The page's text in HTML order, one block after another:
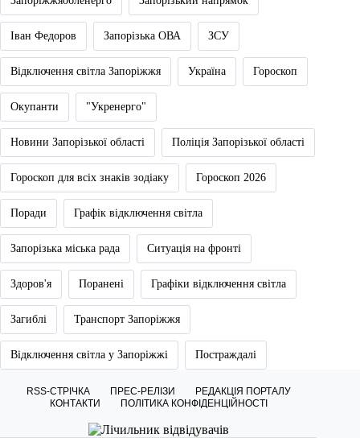
Іван Федоров Запорізька ОВА ЗСУ
Відключення світла Запоріжжя Україна Гороскоп
Окупанти "Укренерго"
Новини Запорізької області Поліція Запорізької області
Гороскоп для всіх знаків зодіаку Гороскоп 2026
Поради Графік відключення світла
Запорізька міська рада Ситуація на фронті
Здоров'я Поранені Графіки відключення світла
Загиблі Транспорт Запоріжжя
Відключення світла у Запоріжжі Постраждалі
RSS-СТРІЧКА ПРЕС-РЕЛІЗИ
РЕДАКЦІЯ ПОРТАЛУ
КОНТАКТИ
ПОЛІТИКА КОНФІДЕНЦІЙНОСТІ